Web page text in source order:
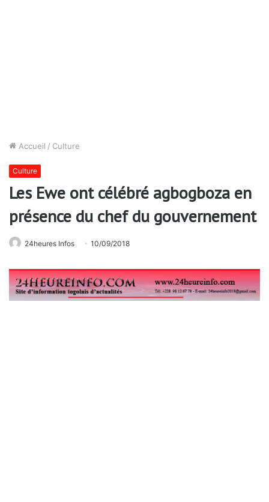
Accueil / Culture
Culture
Les Ewe ont célébré agbogboza en
présence du chef du gouvernement
24heures Infos 10/09/2018